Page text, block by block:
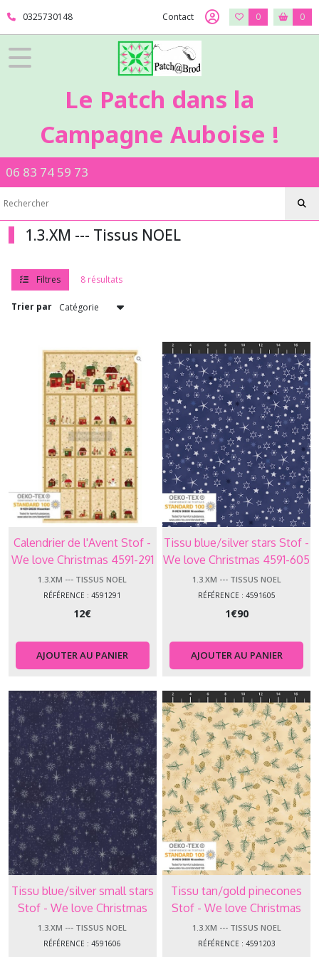
0325730148 Contact 0 0
Le Patch dans la
Campagne Auboise !
06 83 74 59 73
1.3.XM --- Tissus NOEL
Filtres 8 résultats
Trier par
Calendrier de l'Avent Stof -
We love Christmas 4591-291
1.3.XM --- TISSUS NOEL
RÉFÉRENCE : 4591291
12€
AJOUTER AU PANIER
Tissu blue/silver stars Stof -
We love Christmas 4591-605
1.3.XM --- TISSUS NOEL
RÉFÉRENCE : 4591605
1€90
AJOUTER AU PANIER
Tissu blue/silver small stars
Stof - We love Christmas
4591-606
1.3.XM --- TISSUS NOEL
RÉFÉRENCE : 4591606
Tissu tan/gold pinecones
Stof - We love Christmas
4591-203
1.3.XM --- TISSUS NOEL
RÉFÉRENCE : 4591203
Fermer
FILTRES
Tissus
Patch
1.2.ST
-
Stof
1.3.XM
-
-
(8)
Afficher
résultats